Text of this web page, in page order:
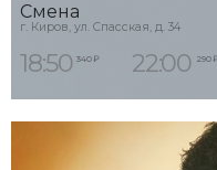
Смена
г. Киров, ул. Спасская, д. 34
18:50 340 ₽ 22:00 290